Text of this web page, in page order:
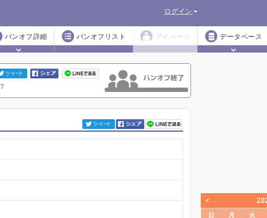
ログイン
バンオフ詳細 バンオフリスト マイページ データベース
7
日 月 火